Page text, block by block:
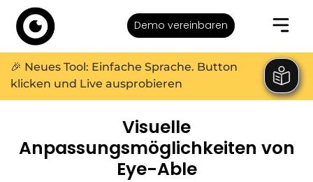
Demo vereinbaren
🎉 Neues Tool: Einfache Sprache. Button
klicken und Live ausprobieren
Visuelle
Anpassungsmöglichkeiten von
Eye-Able